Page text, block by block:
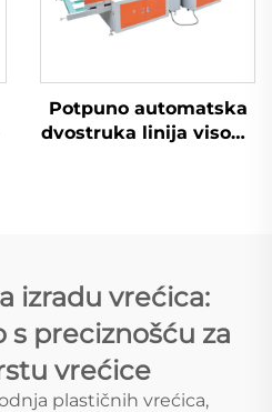
Potpuno automatska
dvostruka linija visoke
izradu vrećica:
s preciznošću za
vrećice
plastičnih vrećica,